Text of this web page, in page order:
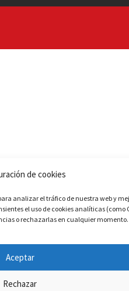
de cookies
analizar el tráfico de nuestra web y
el uso de cookies analíticas (como
o rechazarlas en cualquier momento.
Aceptar
Rechazar